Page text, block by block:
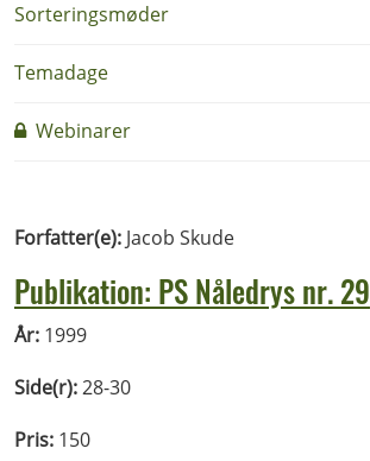
Sorteringsmøder
Temadage
Webinarer
Forfatter(e): Jacob Skude
Publikation: PS Nåledrys nr. 29
År: 1999
Side(r):28-30
Pris: 150